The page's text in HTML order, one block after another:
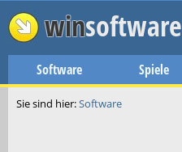
winsoftware
Software Spiele
Sie sind hier:Software